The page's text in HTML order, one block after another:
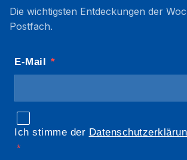
Die wichtigsten Entdeckungen der
Postfach.